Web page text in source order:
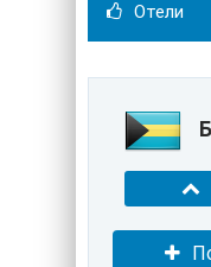
Отели